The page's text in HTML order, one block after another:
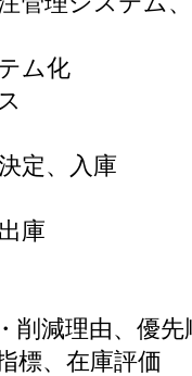
ム化
、入庫
庫
理由、優先
標、在庫評価